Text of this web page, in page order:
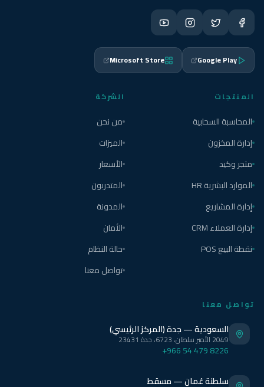
Google Play
Microsoft Store
المنتجات
المحاسبة السحابية
إدارة المخزون
متجر وكيد
الموارد البشرية HR
إدارة المشاريع
إدارة العملاء CRM
نقطة البيع POS
الشركة
من نحن
الميزات
الأسعار
المتدربون
المدونة
الأمان
حالة النظام
تواصل معنا
تواصل معنا
السعودية — جدة (المركز الرئيسي)
2049 الأمير سلطان، 6723، جدة 23431
+966 54 479 8226
سلطنة عُمان — مسقط